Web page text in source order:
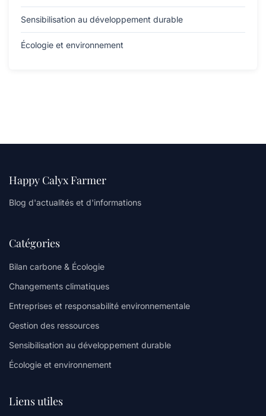
Sensibilisation au développement durable
Écologie et environnement
Happy Calyx Farmer
Blog d'actualités et d'informations
Catégories
Bilan carbone & Écologie
Changements climatiques
Entreprises et responsabilité environnementale
Gestion des ressources
Sensibilisation au développement durable
Écologie et environnement
Liens utiles